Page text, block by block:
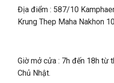
Địa điểm : 587/10
Krung Thep Maha Nakhon
Giờ mở cửa : 7h đến 18h từ
Chủ Nhật.